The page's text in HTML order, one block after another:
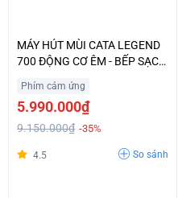
MÁY HÚT MÙI CATA LEGEND
700 ĐỘNG CƠ ÊM - BẾP SẠCH
Phím cảm ứng
5.990.000₫
9.150.000₫ -35%
4.5 So sánh